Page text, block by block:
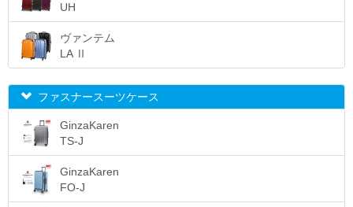
UH
ヴァンテム
LA Ⅱ
ファスナースーツケース
GinzaKaren
TS-J
GinzaKaren
FO-J